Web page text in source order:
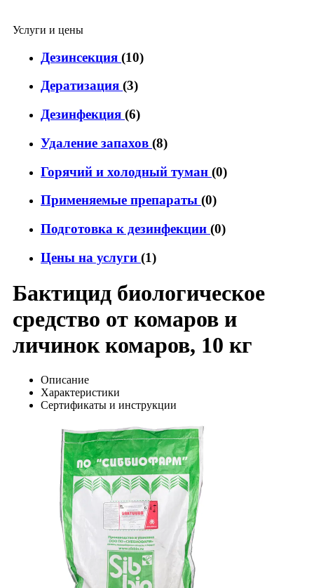
Услуги и цены
Дезинсекция (10)
Дератизация (3)
Дезинфекция (6)
Удаление запахов (8)
Горячий и холодный туман (0)
Применяемые препараты (0)
Подготовка к дезинфекции (0)
Цены на услуги (1)
Бактицид биологическое
средство от комаров и
личинок комаров, 10 кг
Описание
Характеристики
Сертификаты и инструкции